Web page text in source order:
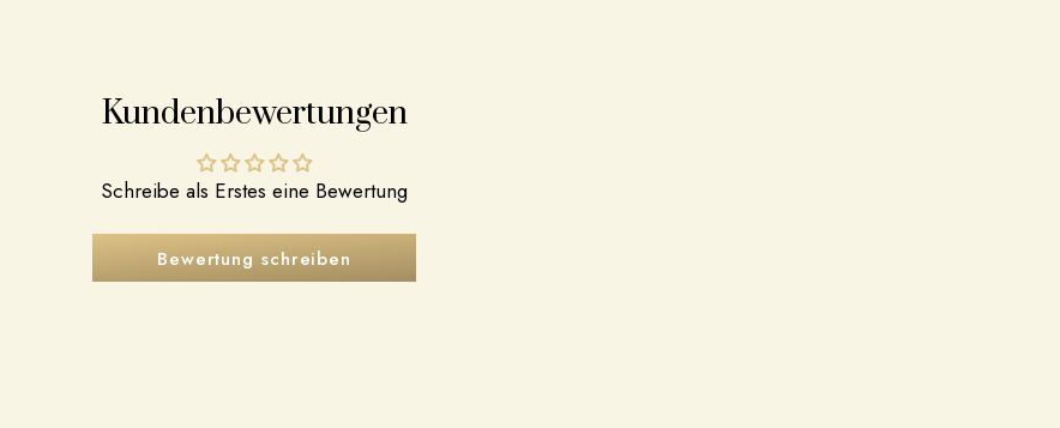
Kundenbewertungen
Schreibe als Erstes eine Bewertung
Bewertung schreiben